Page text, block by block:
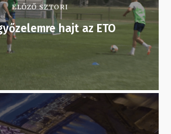
ELŐZŐ SZTORI
hajt az ETO